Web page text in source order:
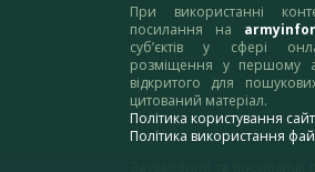
При використанні
посилання на
суб’єктів у сфері
розміщення у першому
відкритого для
цитований матеріал.
Політика користування
Політика використання